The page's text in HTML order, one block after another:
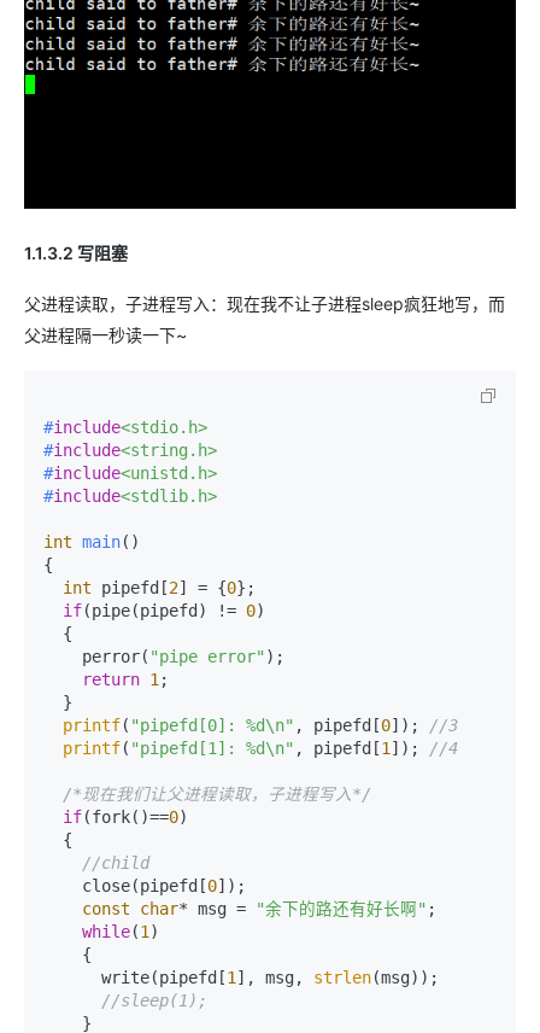
1.1.3.2 写阻塞
父进程读取，子进程写入：现在我不让子进程sleep疯狂地写，而
父进程隔一秒读一下~
#include<stdio.h>
#include<string.h>
#include<unistd.h>
#include<stdlib.h>
int main()
{
int pipefd[2] = {0};
if(pipe(pipefd) != 0)
    perror(
"pipe error" );
return 1 ;
printf( "pipefd[0]: %d\n" , pipefd[0]);
//3
printf( "pipefd[1]: %d\n" , pipefd[1 ]); //4
/*现在我们让父进程读取，子进程写入*/
if(fork()==0)
//child
    close(pipefd[
0]);
const
char* msg = "余下的路还有好长啊" ;
while(1 )
      write(pipefd[
1 ], msg, strlen(msg));
//sleep(1);